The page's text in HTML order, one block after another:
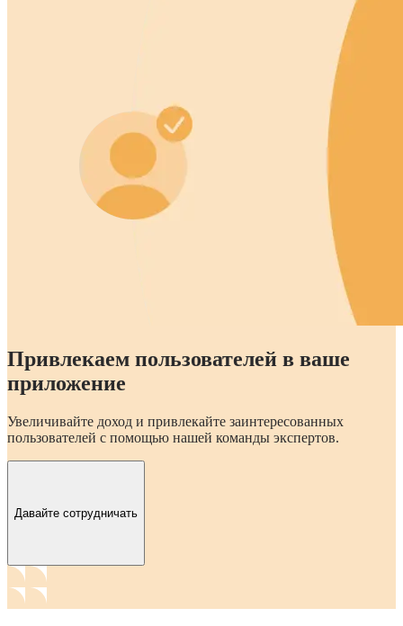
Привлекаем пользователей в ваше
приложение
Увеличивайте доход и привлекайте заинтересованных
пользователей с помощью нашей команды экспертов.
Давайте сотрудничать